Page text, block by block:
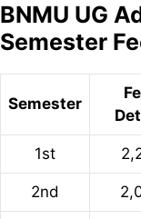
BNMU UG
Semester
Semester
1st
2nd